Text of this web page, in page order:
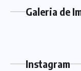
Galeria de
Instagram